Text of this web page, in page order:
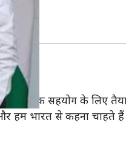
सहयोग के लिए
भारत से कहना चाहते